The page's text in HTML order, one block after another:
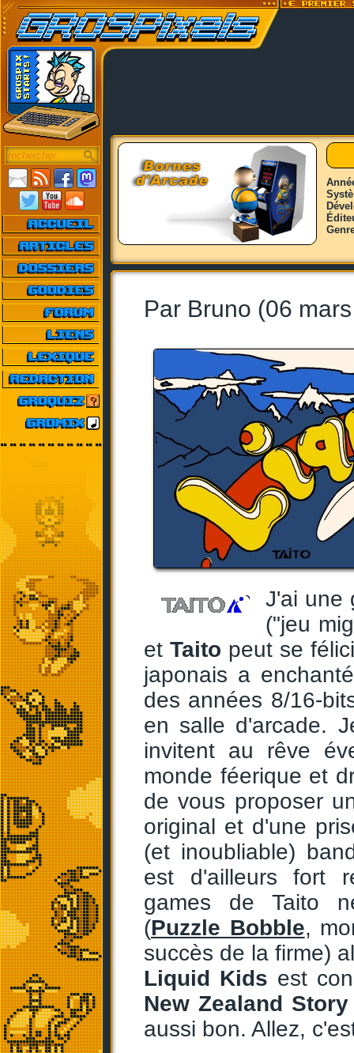
Par Bruno (06
J'ai une
("jeu
et Taito peut se
japonais a
des années 8/16-
en salle d'arcade.
invitent au rêve
monde féerique et
de vous proposer
original et d'une
(et inoubliable)
est d'ailleurs fort
games de Taito
(Puzzle Bobble,
succès de la firme)
Liquid Kids est
New Zealand Story
aussi bon. Allez,